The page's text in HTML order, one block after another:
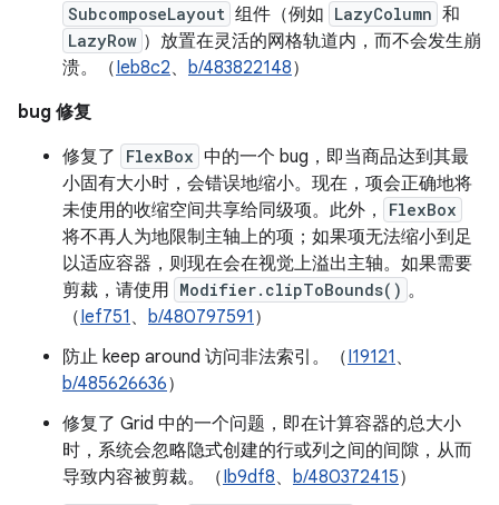
SubcomposeLayout 组件（例如 LazyColumn 和
LazyRow ）放置在灵活的网格轨道内，而不会发生崩
溃。（Ieb8c2、 b/483822148）
bug 修复
修复了
FlexBox 中的一个 bug，即当商品达到其最
小固有大小时，会错误地缩小。现在，项会正确地将
未使用的收缩空间共享给同级项。此外，
FlexBox
将不再人为地限制主轴上的项；如果项无法缩小到足
以适应容器，则现在会在视觉上溢出主轴。如果需要
剪裁，请使用 Modifier.clipToBounds() 。
（Ief751 、 b/480797591 ）
防止 keep around 访问非法索引。（I19121 、
b/485626636）
修复了 Grid 中的一个问题，即在计算容器的总大小
时，系统会忽略隐式创建的行或列之间的间隙，从而
导致内容被剪裁。（Ib9df8、 b/480372415）